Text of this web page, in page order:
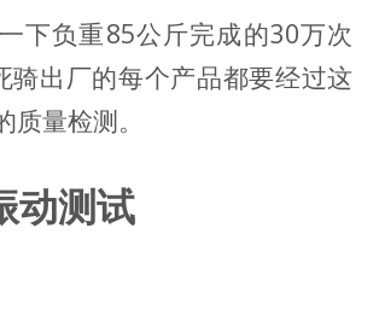
下负重85公斤完成的30万次
骑出厂的每个产品都要经过这
量检测。
动测试